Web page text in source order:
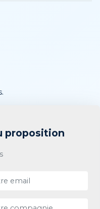
proposition